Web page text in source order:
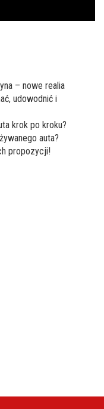
– nowe realia
udowodnić i
krok po kroku?
auta?
propozycji!